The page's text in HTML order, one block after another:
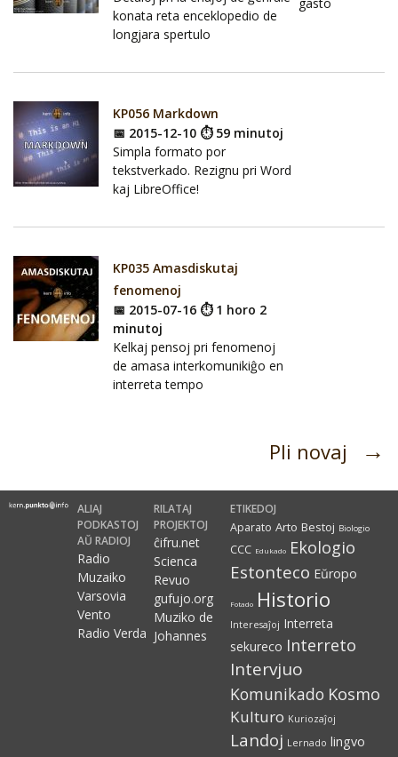
konata reta enceklopedio de
longjara spertulo
KP056 Markdown
📅 2015-12-10 ⏱ 59 minutoj
Simpla formato por
tekstverkado. Rezignu pri Word
kaj LibreOffice!
KP035 Amasdiskutaj
fenomenoj
📅 2015-07-16 ⏱ 1 horo 2
minutoj
Kelkaj pensoj pri fenomenoj
de amasa interkomunikiĝo en
interreta tempo
Pli novaj →
ALIAJ
PODKASTOJ
AŬ RADIOJ
Radio
Muzaiko
Varsovia
Vento
Radio Verda
RILATAJ
PROJEKTOJ
ĉifru.net
Scienca
Revuo
gufujo.org
Muziko de
Johannes
ETIKEDOJ
Aparato Arto Bestoj Biologio
CCC Edukado Ekologio
Estonteco Eŭropo
Fotado Historio
Interesaĵoj Interreta
sekureco Interreto
Intervjuo
Komunikado Kosmo
Kulturo Kuriozaĵoj
Landoj Lernado lingvo